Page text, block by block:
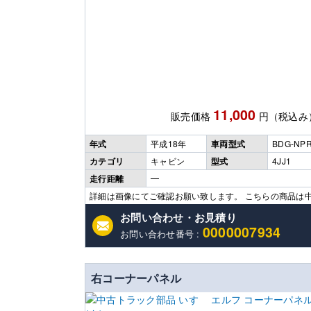
販売価格 11,000 円（税込み
年式 平成18年 車両型式 BDG-
カテゴリ キャビン 型式 4JJ1
走行距離
━
詳細は画像にてご確認お願い致します。 こちらの商品
お問い合わせ・お見積り
お問い合わせ番号 : 0000007934
右コーナーパネル